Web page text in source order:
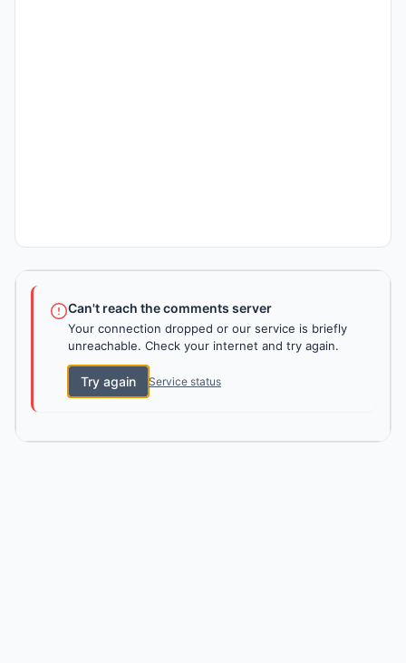
Can't reach the comments server
Your connection dropped or our service is briefly
unreachable. Check your internet and try again.
Try again Service status